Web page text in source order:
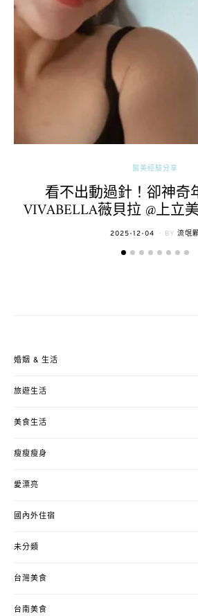
醫美經驗分享
看不出動過針！卻神奇
VIVABELLA薇貝拉 @上立
POSTED
2025-12-04 BY 流氓
婚姻 & 生活
旅遊生活
美食生活
瘦瘦瘦身
愛漂亮
國內外住宿
未分類
台灣美食
台南美食